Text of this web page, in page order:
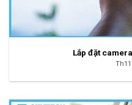
Lắp đặt